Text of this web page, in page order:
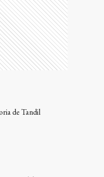
de Tandil